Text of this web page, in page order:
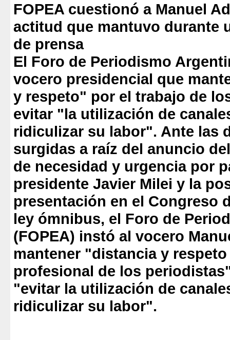
FOPEA cuestionó a Manuel
actitud que mantuvo durante
de prensa
El Foro de Periodismo
vocero presidencial que
y respeto" por el trabajo de
evitar "la utilización de
ridiculizar su labor". Ante las
surgidas a raíz del anuncio
de necesidad y urgencia por
presidente Javier Milei y la
presentación en el Congreso
ley ómnibus, el Foro de
(FOPEA) instó al vocero
mantener "distancia y
profesional de los
"evitar la utilización de
ridiculizar su labor".